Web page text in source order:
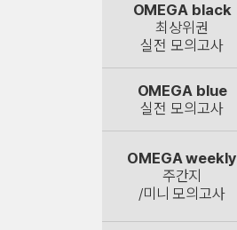
OMEGA black
최상위권
실전 모의고사
OMEGA blue
실전 모의고사
OMEGA weekly
주간지
/미니 모의고사